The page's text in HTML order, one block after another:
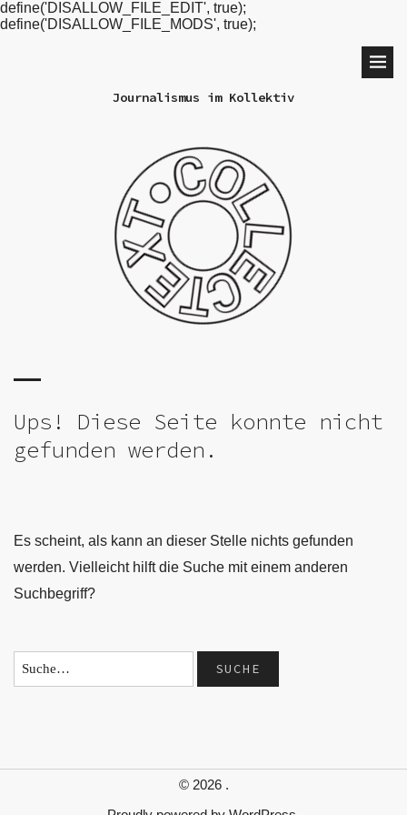
define('DISALLOW_FILE_EDIT', true);
define('DISALLOW_FILE_MODS', true);
Journalismus im Kollektiv
Ups! Diese Seite konnte nicht
gefunden werden.
Es scheint, als kann an dieser Stelle nichts gefunden
werden. Vielleicht hilft die Suche mit einem anderen
Suchbegriff?
© 2026 .